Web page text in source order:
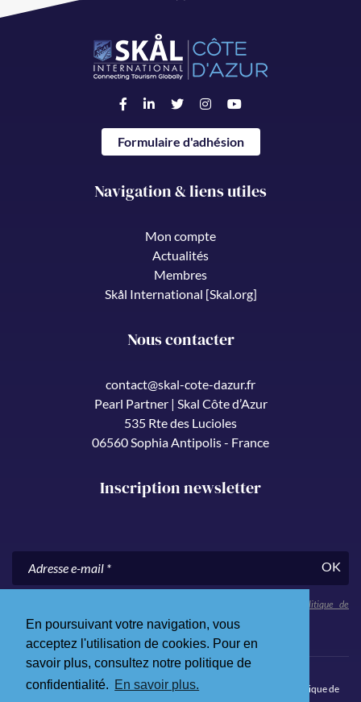
En poursuivant votre navigation, vous
acceptez l'utilisation de cookies. Pour en
savoir plus, consultez notre politique de
confidentialité. En savoir plus.
Formulaire d'adhésion
Navigation & liens utiles
Mon compte
Actualités
Membres
Skål International [Skal.org]
Nous contacter
contact@skal-cote-dazur.fr
Pearl Partner | Skal Côte d’Azur
535 Rte des Lucioles
06560 Sophia Antipolis - France
Inscription newsletter
OK
politique de
confidentialité
© 2026 Skål Côte d’Azur. Tous droits réservés.
Politique de